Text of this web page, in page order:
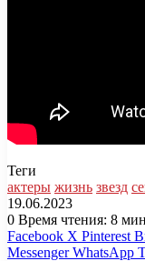
Теги
актеры жизнь звезд
19.06.2023
0 Время чтения: 8
Facebook X Pinterest
Messenger WhatsApp